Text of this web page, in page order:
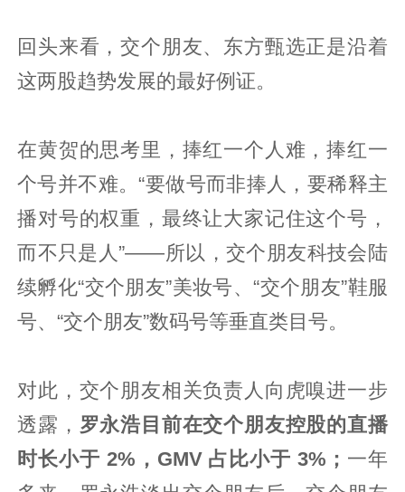
回头来看，交个朋友、东方甄选正是沿着
这两股趋势发展的最好例证。
在黄贺的思考里，捧红一个人难，捧红一
个号并不难。“要做号而非捧人，要稀释主
播对号的权重，最终让大家记住这个号，
而不只是人”——所以，交个朋友科技会陆
续孵化“交个朋友”美妆号、“交个朋友”鞋服
号、“交个朋友”数码号等垂直类目号。
对此，交个朋友相关负责人向虎嗅进一步
透露， 罗永浩目前在交个朋友控股的直播
时长小于 2%，GMV 占比小于 3%； 一年